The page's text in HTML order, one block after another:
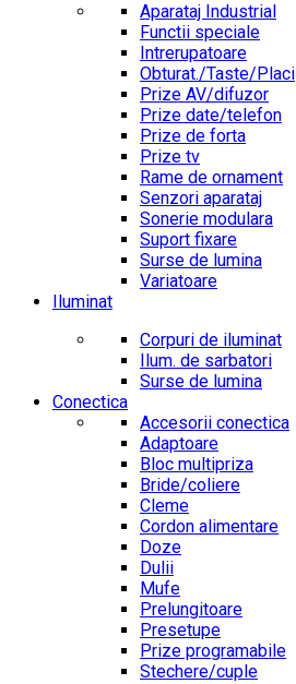
Aparataj Industrial
Functii speciale
Intrerupatoare
Obturat./Taste/Placi
Prize AV/difuzor
Prize date/telefon
Prize de forta
Prize tv
Rame de ornament
Senzori aparataj
Sonerie modulara
Suport fixare
Surse de lumina
Variatoare
Iluminat
Corpuri de iluminat
Ilum. de sarbatori
Surse de lumina
Conectica
Accesorii conectica
Adaptoare
Bloc multipriza
Bride/coliere
Cleme
Cordon alimentare
Doze
Dulii
Mufe
Prelungitoare
Presetupe
Prize programabile
Stechere/cuple